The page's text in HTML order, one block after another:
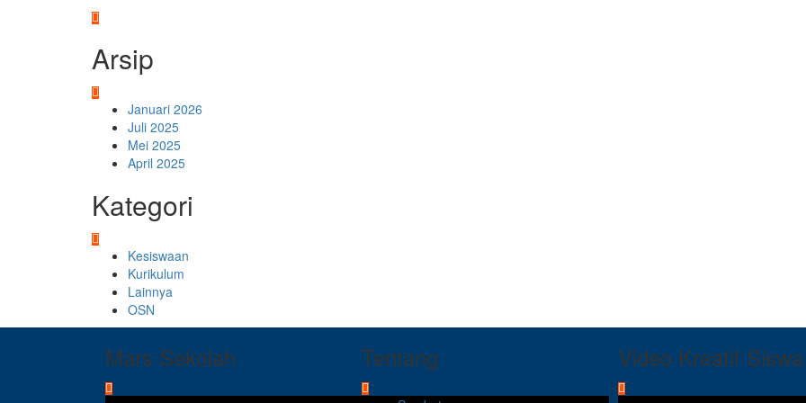
Arsip
Januari 2026
Juli 2025
Mei 2025
April 2025
Kategori
Kesiswaan
Kurikulum
Lainnya
OSN
Mars Sekolah Tentang Video Kreatif Siswa